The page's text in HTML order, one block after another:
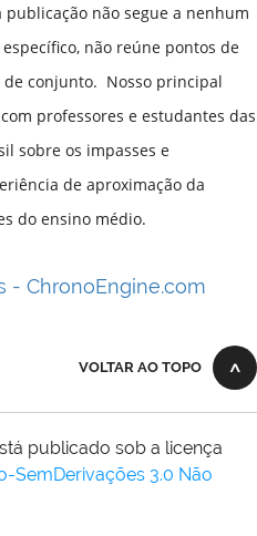
não segue a nenhum
não reúne pontos de
conjunto. Nosso principal
professores e estudantes das
sobre os impasses e
de aproximação da
do ensino médio.
- ChronoEngine.com
VOLTAR AO TOPO
publicado sob a licença
SemDerivações 3.0 Não